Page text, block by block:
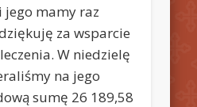
jego mamy raz
za wsparcie
W niedzielę
na jego
sumę 26 189,58